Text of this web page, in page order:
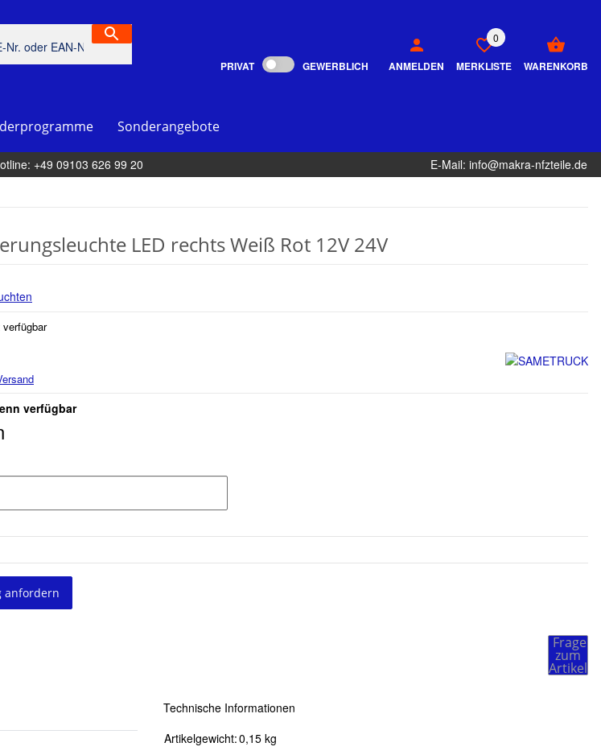
PRIVAT GEWERBLICH ANMELDEN
0
MERKLISTE WARENKORB
Sonderangebote
+49 09103 626 99 20
E-Mail: info@makra-nfzteile.de
LED rechts Weiß Rot 12V 24V
verfügbar
anfordern
Frage
zum
Artikel
Technische Informationen
Artikelgewicht:0,15 kg